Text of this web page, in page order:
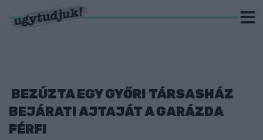
BEZÚZTA EGY GYŐRI TÁRSASHÁZ
BEJÁRATI AJTAJÁT A GARÁZDA
FÉRFI